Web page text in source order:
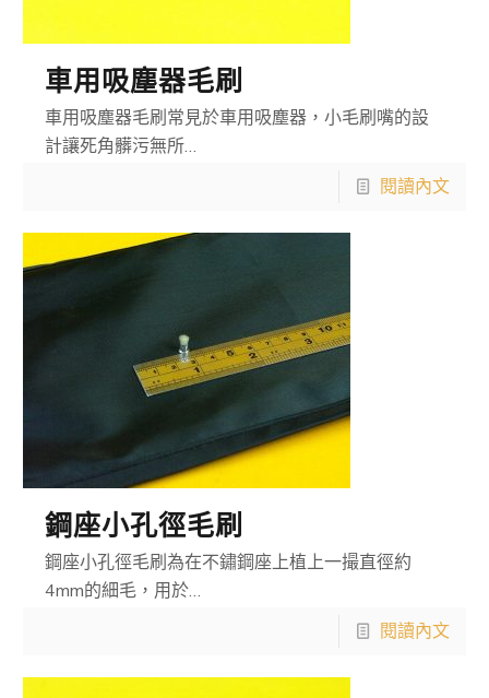
車用吸塵器毛刷
車用吸塵器毛刷常見於車用吸塵器，小毛刷嘴的設
計讓死角髒污無所…
閱讀內文
鋼座小孔徑毛刷
鋼座小孔徑毛刷為在不鏽鋼座上植上一撮直徑約
4mm的細毛，用於…
閱讀內文